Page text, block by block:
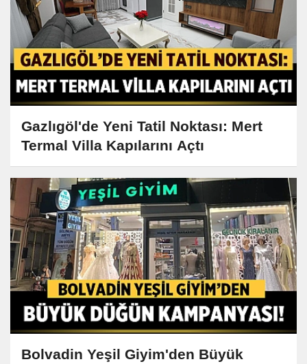
Gazlıgöl'de Yeni Tatil Noktası: Mert
Termal Villa Kapılarını Açtı
Bolvadin Yeşil Giyim'den Büyük